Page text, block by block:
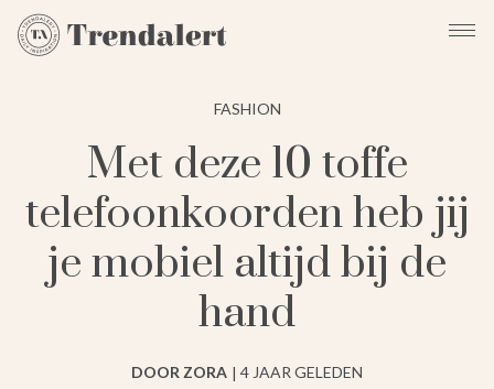
FASHION
Met deze 10 toffe
telefoonkoorden heb jij
je mobiel altijd bij de
hand
DOOR ZORA 4 JAAR GELEDEN